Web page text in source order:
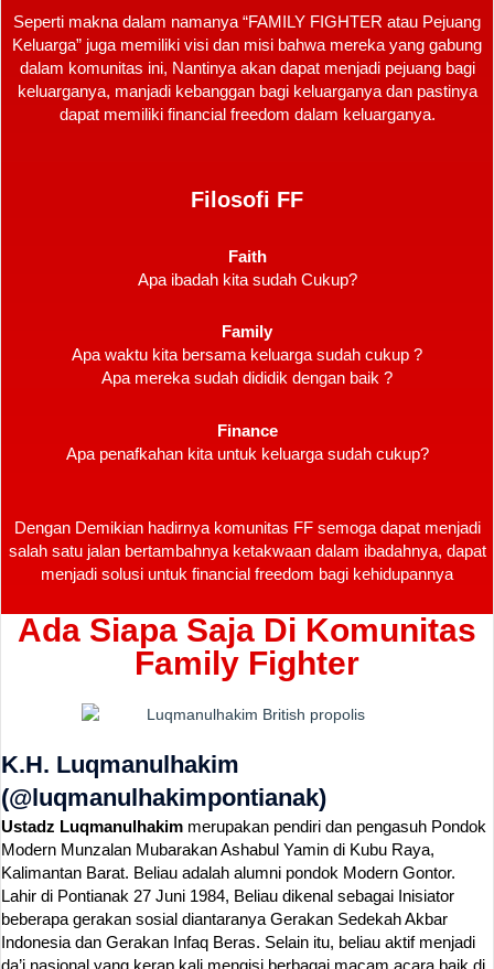
Seperti makna dalam namanya “FAMILY FIGHTER atau Pejuang
Keluarga” juga memiliki visi dan misi bahwa mereka yang gabung
dalam komunitas ini, Nantinya akan dapat menjadi pejuang bagi
keluarganya, manjadi kebanggan bagi keluarganya dan pastinya
dapat memiliki financial freedom dalam keluarganya.
Filosofi FF
Faith
Apa ibadah kita sudah Cukup?
Family
Apa waktu kita bersama keluarga sudah cukup ?
Apa mereka sudah dididik dengan baik ?
Finance
Apa penafkahan kita untuk keluarga sudah cukup?
Dengan Demikian hadirnya komunitas FF semoga dapat menjadi
salah satu jalan bertambahnya ketakwaan dalam ibadahnya, dapat
menjadi solusi untuk financial freedom bagi kehidupannya
Ada Siapa Saja Di Komunitas
Family Fighter
K.H. Luqmanulhakim
(@luqmanulhakimpontianak)
Ustadz Luqmanulhakim merupakan pendiri dan pengasuh Pondok
Modern Munzalan Mubarakan Ashabul Yamin di Kubu Raya,
Kalimantan Barat. Beliau adalah alumni pondok Modern Gontor.
Lahir di Pontianak 27 Juni 1984, Beliau dikenal sebagai Inisiator
beberapa gerakan sosial diantaranya Gerakan Sedekah Akbar
Indonesia dan Gerakan Infaq Beras. Selain itu, beliau aktif menjadi
da’i nasional yang kerap kali mengisi berbagai macam acara baik di